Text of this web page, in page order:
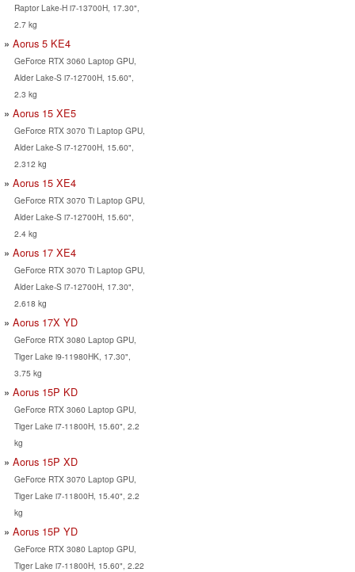
Raptor Lake-H i7-13700H, 17.30",
2.7 kg
Aorus 5 KE4
GeForce RTX 3060 Laptop GPU,
Alder Lake-S i7-12700H, 15.60",
2.3 kg
Aorus 15 XE5
GeForce RTX 3070 Ti Laptop GPU,
Alder Lake-S i7-12700H, 15.60",
2.312 kg
Aorus 15 XE4
GeForce RTX 3070 Ti Laptop GPU,
Alder Lake-S i7-12700H, 15.60",
2.4 kg
Aorus 17 XE4
GeForce RTX 3070 Ti Laptop GPU,
Alder Lake-S i7-12700H, 17.30",
2.618 kg
Aorus 17X YD
GeForce RTX 3080 Laptop GPU,
Tiger Lake i9-11980HK, 17.30",
3.75 kg
Aorus 15P KD
GeForce RTX 3060 Laptop GPU,
Tiger Lake i7-11800H, 15.60", 2.2
kg
Aorus 15P XD
GeForce RTX 3070 Laptop GPU,
Tiger Lake i7-11800H, 15.40", 2.2
kg
Aorus 15P YD
GeForce RTX 3080 Laptop GPU,
Tiger Lake i7-11800H, 15.60", 2.22